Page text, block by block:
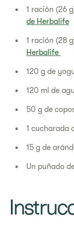
1 ración (26
de Herbalife
1 ración (28
Herbalife
120 g de
120 ml de
50 g de
1 cucharada
15 g de
Un puñado